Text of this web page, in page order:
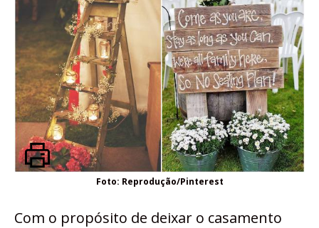
Foto: Reprodução/Pinterest
Com o propósito de deixar o casamento